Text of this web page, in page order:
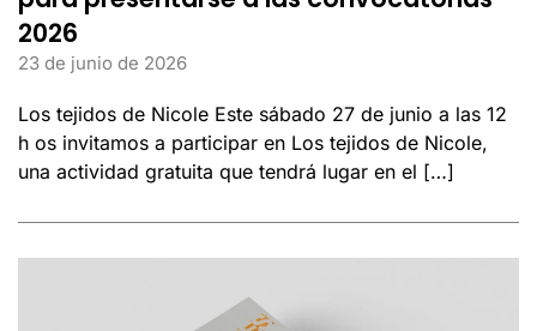
2026
23 de junio de 2026
Los tejidos de Nicole Este sábado 27 de junio a las 12
h os invitamos a participar en Los tejidos de Nicole,
una actividad gratuita que tendrá lugar en el […]